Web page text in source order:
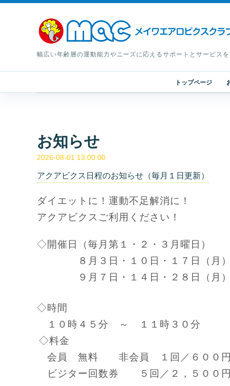
幅広い年齢層の運動能力やニーズに応えるサポートとサービス
トップページ
お知らせ
2026-08-01 13:00:00
アクアビクス日程のお知らせ（毎月１日更新）
ダイエットに！運動不足解消に！
アクアビクスご利用ください！
◇開催日（毎月第１・２・３月曜日）
８月３日・１０日・１７日（月）
９月７日・１４日・２８日（
◇時間
１０時４５分 ～ １１時３０分
◇料金
会員 無料 非会員 １回／６００円
ビジター回数券 ５回／２，５００円